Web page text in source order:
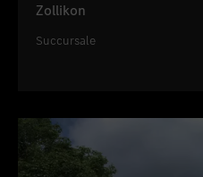
Zollikon
Succursale